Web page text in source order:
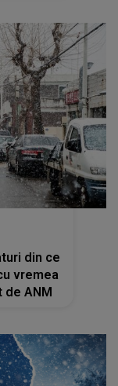
din ce
vremea
de ANM